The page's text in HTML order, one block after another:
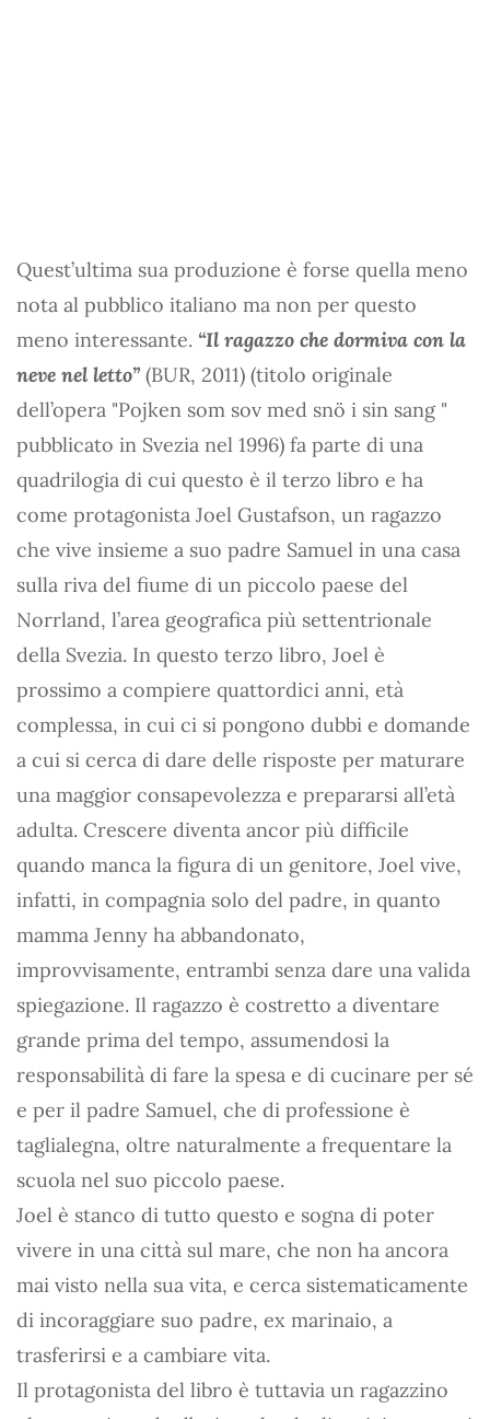
Quest’ultima sua produzione è forse quella meno
nota al pubblico italiano ma non per questo
meno interessante. “Il ragazzo che dormiva con la
neve nel letto” (BUR, 2011) (titolo originale
dell’opera "Pojken som sov med snö i sin sang "
pubblicato in Svezia nel 1996) fa parte di una
quadrilogia di cui questo è il terzo libro e ha
come protagonista Joel Gustafson, un ragazzo
che vive insieme a suo padre Samuel in una casa
sulla riva del fiume di un piccolo paese del
Norrland, l’area geografica più settentrionale
della Svezia. In questo terzo libro, Joel è
prossimo a compiere quattordici anni, età
complessa, in cui ci si pongono dubbi e domande
a cui si cerca di dare delle risposte per maturare
una maggior consapevolezza e prepararsi all’età
adulta. Crescere diventa ancor più difficile
quando manca la figura di un genitore, Joel vive,
infatti, in compagnia solo del padre, in quanto
mamma Jenny ha abbandonato,
improvvisamente, entrambi senza dare una valida
spiegazione. Il ragazzo è costretto a diventare
grande prima del tempo, assumendosi la
responsabilità di fare la spesa e di cucinare per sé
e per il padre Samuel, che di professione è
taglialegna, oltre naturalmente a frequentare la
scuola nel suo piccolo paese.
Joel è stanco di tutto questo e sogna di poter
vivere in una città sul mare, che non ha ancora
mai visto nella sua vita, e cerca sistematicamente
di incoraggiare suo padre, ex marinaio, a
trasferirsi e a cambiare vita.
Il protagonista del libro è tuttavia un ragazzino